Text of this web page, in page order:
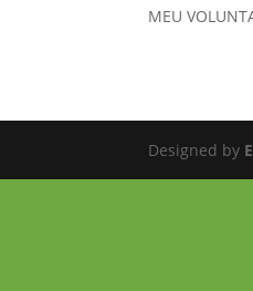
MEU
Designed by